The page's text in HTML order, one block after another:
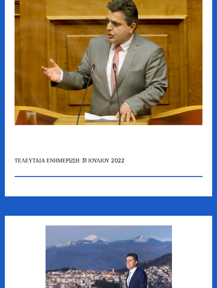
ΤΕΛΕΥΤΑΊΑ ΕΝΗΜΈΡΩΣΗ: 31 ΙΟΥΛΊΟΥ 2022